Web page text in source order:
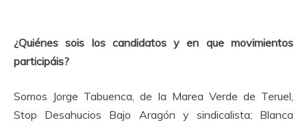
¿Quiénes sois los candidatos y en que movimientos
participáis?
Somos Jorge Tabuenca, de la Marea Verde de Teruel,
Stop Desahucios Bajo Aragón y sindicalista; Blanca